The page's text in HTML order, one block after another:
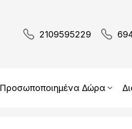
2109595229
Προσωποποιημένα Δώρα